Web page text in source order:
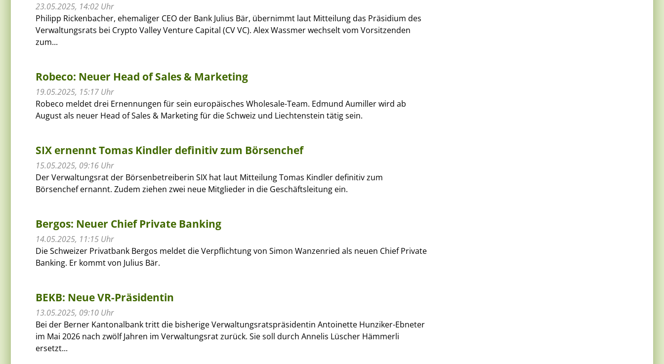
23.05.2025, 14:02 Uhr
Philipp Rickenbacher, ehemaliger CEO der Bank Julius Bär, übernimmt laut Mitteilung das Präsidium des
Verwaltungsrats bei Crypto Valley Venture Capital (CV VC). Alex Wassmer wechselt vom Vorsitzenden
zum...
Robeco: Neuer Head of Sales & Marketing
19.05.2025, 15:17 Uhr
Robeco meldet drei Ernennungen für sein europäisches Wholesale-Team. Edmund Aumiller wird ab
August als neuer Head of Sales & Marketing für die Schweiz und Liechtenstein tätig sein.
SIX ernennt Tomas Kindler definitiv zum Börsenchef
15.05.2025, 09:16 Uhr
Der Verwaltungsrat der Börsenbetreiberin SIX hat laut Mitteilung Tomas Kindler definitiv zum
Börsenchef ernannt. Zudem ziehen zwei neue Mitglieder in die Geschäftsleitung ein.
Bergos: Neuer Chief Private Banking
14.05.2025, 11:15 Uhr
Die Schweizer Privatbank Bergos meldet die Verpflichtung von Simon Wanzenried als neuen Chief Private
Banking. Er kommt von Julius Bär.
BEKB: Neue VR-Präsidentin
13.05.2025, 09:10 Uhr
Bei der Berner Kantonalbank tritt die bisherige Verwaltungsratspräsidentin Antoinette Hunziker-Ebneter
im Mai 2026 nach zwölf Jahren im Verwaltungsrat zurück. Sie soll durch Annelis Lüscher Hämmerli
ersetzt...